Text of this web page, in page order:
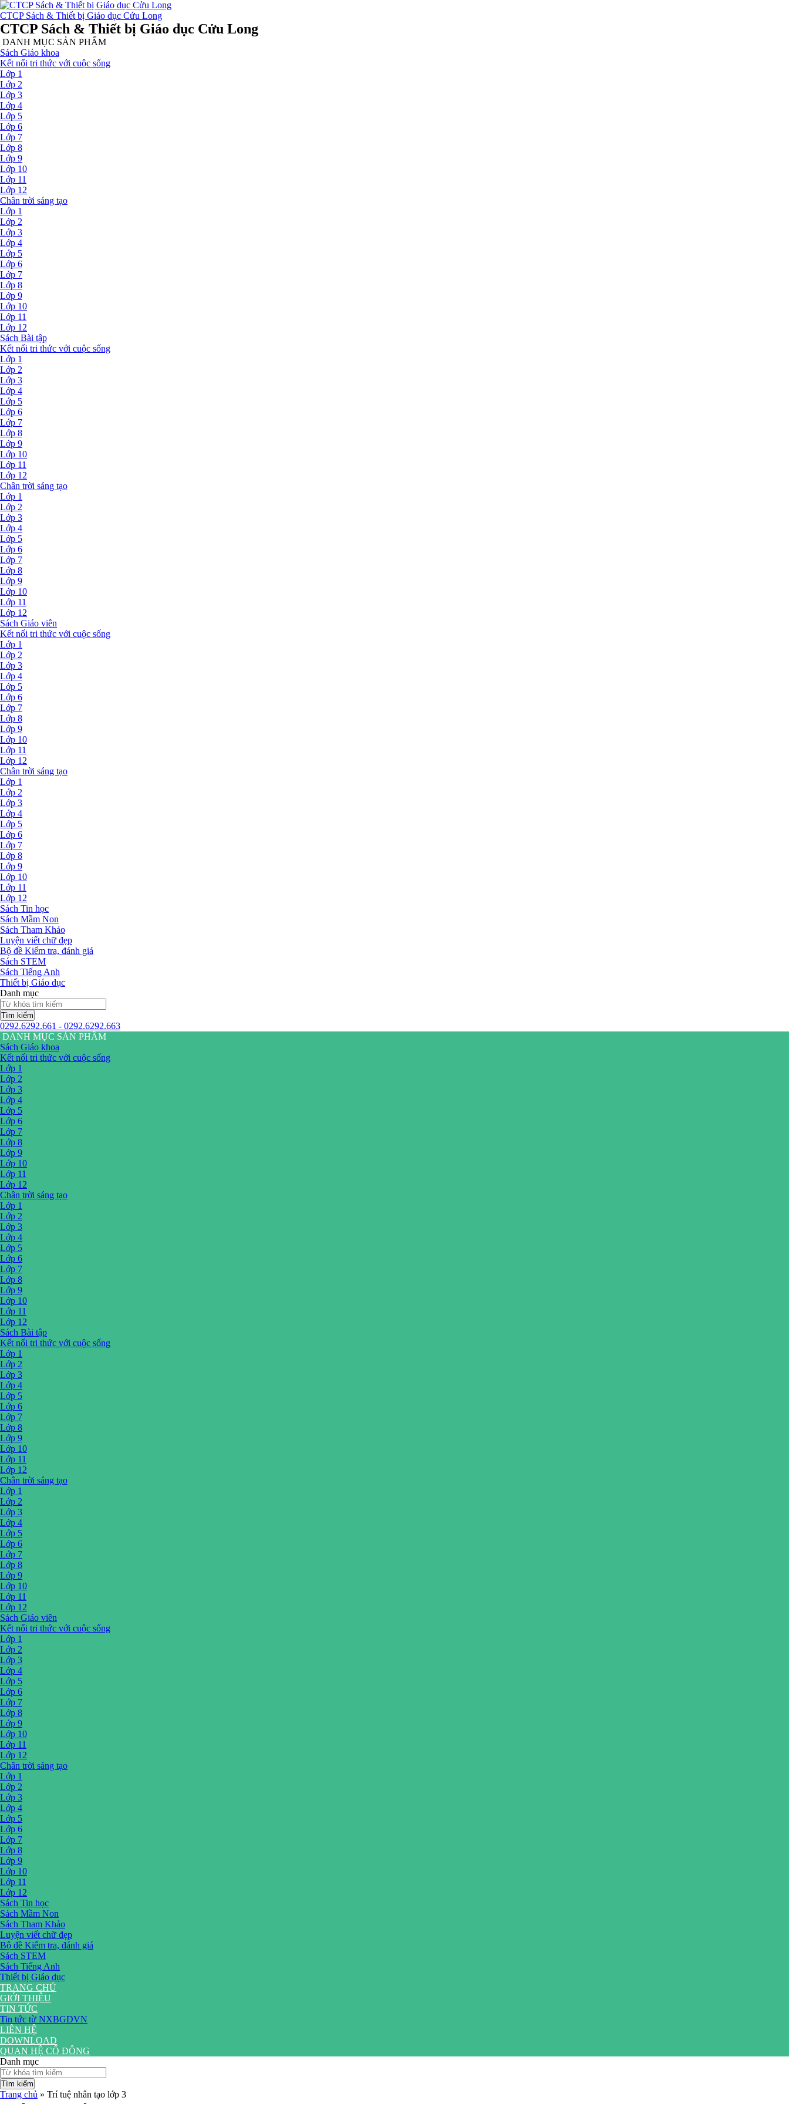
CTCP Sách & Thiết bị Giáo dục Cửu Long
CTCP Sách & Thiết bị Giáo dục Cửu Long
DANH MỤC SẢN PHẨM
Sách Giáo khoa
Kết nối tri thức với cuộc sống
Lớp 1
Lớp 2
Lớp 3
Lớp 4
Lớp 5
Lớp 6
Lớp 7
Lớp 8
Lớp 9
Lớp 10
Lớp 11
Lớp 12
Chân trời sáng tạo
Lớp 1
Lớp 2
Lớp 3
Lớp 4
Lớp 5
Lớp 6
Lớp 7
Lớp 8
Lớp 9
Lớp 10
Lớp 11
Lớp 12
Sách Bài tập
Kết nối tri thức với cuộc sống
Lớp 1
Lớp 2
Lớp 3
Lớp 4
Lớp 5
Lớp 6
Lớp 7
Lớp 8
Lớp 9
Lớp 10
Lớp 11
Lớp 12
Chân trời sáng tạo
Lớp 1
Lớp 2
Lớp 3
Lớp 4
Lớp 5
Lớp 6
Lớp 7
Lớp 8
Lớp 9
Lớp 10
Lớp 11
Lớp 12
Sách Giáo viên
Kết nối tri thức với cuộc sống
Lớp 1
Lớp 2
Lớp 3
Lớp 4
Lớp 5
Lớp 6
Lớp 7
Lớp 8
Lớp 9
Lớp 10
Lớp 11
Lớp 12
Chân trời sáng tạo
Lớp 1
Lớp 2
Lớp 3
Lớp 4
Lớp 5
Lớp 6
Lớp 7
Lớp 8
Lớp 9
Lớp 10
Lớp 11
Lớp 12
Sách Tin học
Sách Mầm Non
Sách Tham Khảo
Luyện viết chữ đẹp
Bộ đề Kiểm tra, đánh giá
Sách STEM
Sách Tiếng Anh
Thiết bị Giáo dục
Danh mục
Tìm kiếm
0292.6292.661 - 0292.6292.663
DANH MỤC SẢN PHẨM
Sách Giáo khoa
Kết nối tri thức với cuộc sống
Lớp 1
Lớp 2
Lớp 3
Lớp 4
Lớp 5
Lớp 6
Lớp 7
Lớp 8
Lớp 9
Lớp 10
Lớp 11
Lớp 12
Chân trời sáng tạo
Lớp 1
Lớp 2
Lớp 3
Lớp 4
Lớp 5
Lớp 6
Lớp 7
Lớp 8
Lớp 9
Lớp 10
Lớp 11
Lớp 12
Sách Bài tập
Kết nối tri thức với cuộc sống
Lớp 1
Lớp 2
Lớp 3
Lớp 4
Lớp 5
Lớp 6
Lớp 7
Lớp 8
Lớp 9
Lớp 10
Lớp 11
Lớp 12
Chân trời sáng tạo
Lớp 1
Lớp 2
Lớp 3
Lớp 4
Lớp 5
Lớp 6
Lớp 7
Lớp 8
Lớp 9
Lớp 10
Lớp 11
Lớp 12
Sách Giáo viên
Kết nối tri thức với cuộc sống
Lớp 1
Lớp 2
Lớp 3
Lớp 4
Lớp 5
Lớp 6
Lớp 7
Lớp 8
Lớp 9
Lớp 10
Lớp 11
Lớp 12
Chân trời sáng tạo
Lớp 1
Lớp 2
Lớp 3
Lớp 4
Lớp 5
Lớp 6
Lớp 7
Lớp 8
Lớp 9
Lớp 10
Lớp 11
Lớp 12
Sách Tin học
Sách Mầm Non
Sách Tham Khảo
Luyện viết chữ đẹp
Bộ đề Kiểm tra, đánh giá
Sách STEM
Sách Tiếng Anh
Thiết bị Giáo dục
TRANG CHỦ
GIỚI THIỆU
TIN TỨC
Tin tức từ NXBGDVN
LIÊN HỆ
DOWNLOAD
QUAN HỆ CỔ ĐÔNG
Danh mục
Tìm kiếm
Trang chủ » Trí tuệ nhân tạo lớp 3